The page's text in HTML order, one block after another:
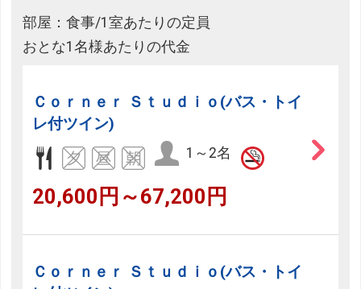
部屋：食事/1室あたりの定員
おとな1名様あたりの代金
Ｃｏｒｎｅｒ Ｓｔｕｄｉｏ(バス・トイ
レ付ツイン)
1～2名
20,600円～67,200円
Ｃｏｒｎｅｒ Ｓｔｕｄｉｏ(バス・トイ